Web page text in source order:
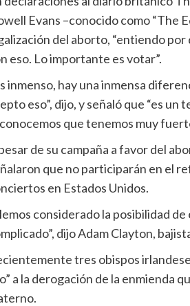
Evans –conocido como “The
del aborto, “entiendo
eso. Lo importante es votar”.
inmenso, hay una inmensa
eso”, dijo, y señaló que “es un
que tenemos muy
de su campaña a favor del
que no participarán en el
en Estados Unidos.
considerado la posibilidad
dijo Adam Clayton,
tres obispos
a la derogación de la enmienda